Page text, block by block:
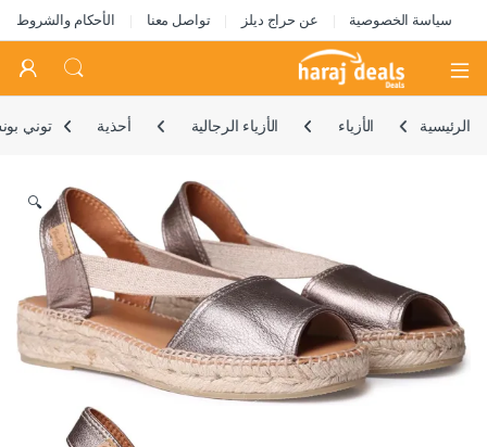
سياسة الخصوصية عن حراج ديلز تواصل معنا الأحكام والشروط
Open
الرئيسية الأزياء الأزياء الرجالية أحذية توني
🔍